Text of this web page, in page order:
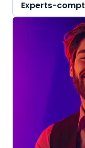
Experts-
Des solutions
pensées pour
collaborateurs.
Une offre
vos missions au